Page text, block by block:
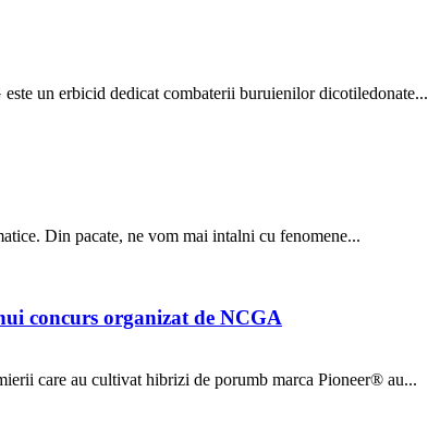
un erbicid dedicat combaterii buruienilor dicotiledonate...
Din pacate, ne vom mai intalni cu fenomene...
concurs organizat de NCGA
care au cultivat hibrizi de porumb marca Pioneer® au...